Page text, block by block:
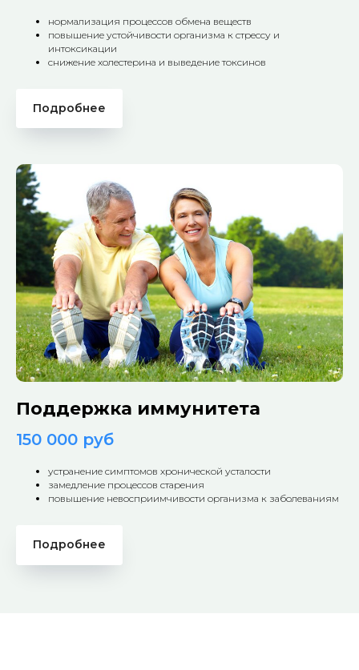
нормализация процессов обмена веществ
повышение устойчивости организма к стрессу и
интоксикации
снижение холестерина и выведение токсинов
Подробнее
Поддержка иммунитета
150 000 руб
устранение симптомов хронической усталости
замедление процессов старения
повышение невосприимчивости организма к заболеваниям
Подробнее